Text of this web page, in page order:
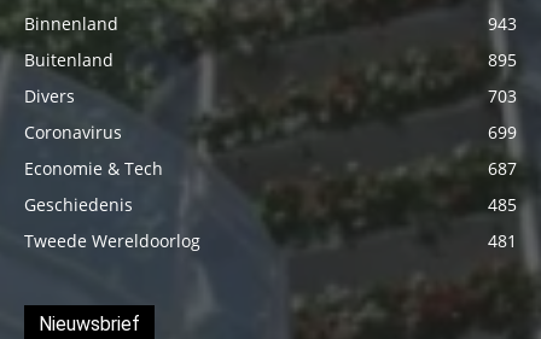
Binnenland
943
Buitenland
895
Divers
703
Coronavirus
699
Economie & Tech
687
Geschiedenis
485
Tweede Wereldoorlog
481
Nieuwsbrief